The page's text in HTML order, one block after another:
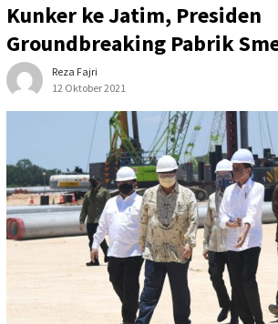
Kunker ke Jatim, Presiden
Groundbreaking Pabrik
Reza Fajri
12 Oktober 2021